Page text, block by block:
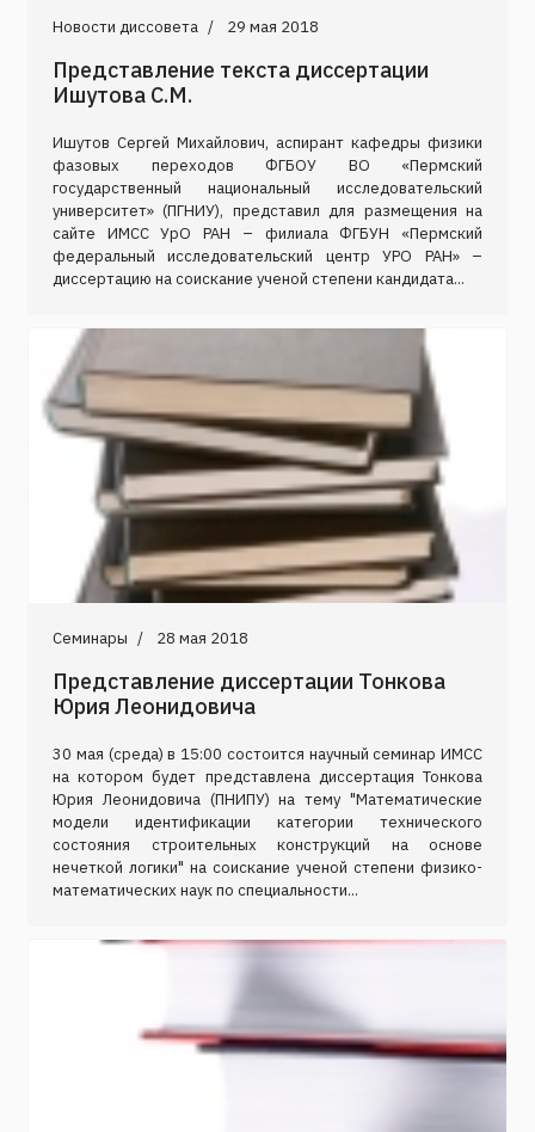
Новости диссовета 29 мая 2018
Представление текста диссертации
Ишутова С.М.
Ишутов Сергей Михайлович, аспирант кафедры физики
фазовых переходов ФГБОУ ВО «Пермский
государственный национальный исследовательский
университет» (ПГНИУ), представил для размещения на
сайте ИМСС УрО РАН – филиала ФГБУН «Пермский
федеральный исследовательский центр УРО РАН» –
диссертацию на соискание ученой степени кандидата...
Семинары 28 мая 2018
Представление диссертации Тонкова
Юрия Леонидовича
30 мая (среда) в 15:00 состоится научный семинар ИМСС
на котором будет представлена диссертация Тонкова
Юрия Леонидовича (ПНИПУ) на тему "Математические
модели идентификации категории технического
состояния строительных конструкций на основе
нечеткой логики" на соискание ученой степени физико-
математических наук по специальности...